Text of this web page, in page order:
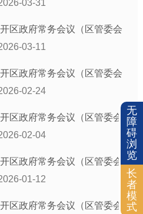
无
障
碍
浏
览
长
者
模
式
03-31
区政府常务会议（区管委会
03-11
区政府常务会议（区管委会
02-24
区政府常务会议（区管委会
02-04
区政府常务会议（区管委会
01-12
区政府常务会议（区管委会